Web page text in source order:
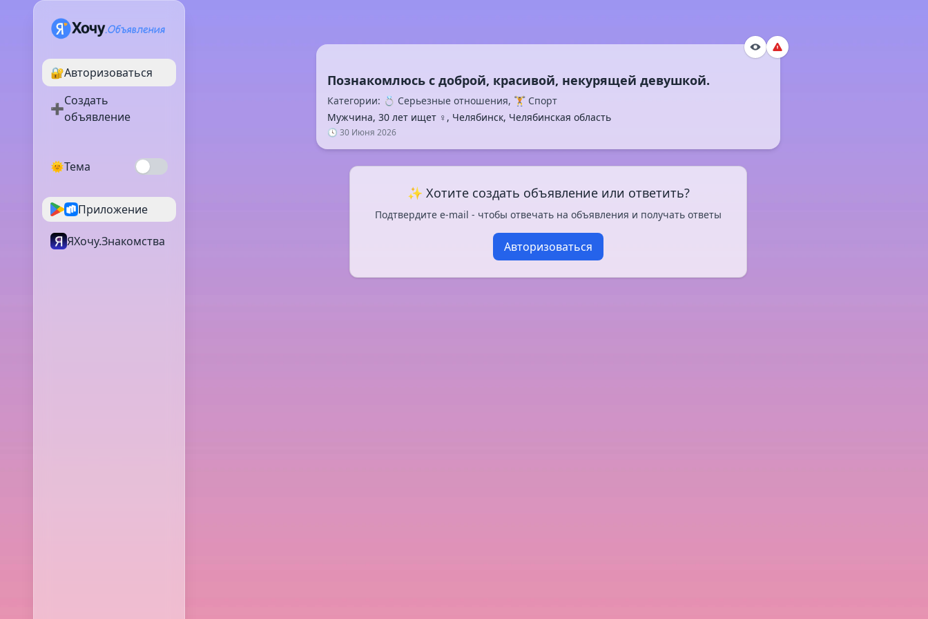
🔐Авторизоваться
➕
Создать
объявление
🌞Тема
Приложение
ЯХочу.Знакомства
Категории: 💍 Серьезные отношения, 🏋️ Спорт
Мужчина, 30 лет ищет ♀️, Челябинск, Челябинская область
🕓 30 Июня 2026
✨ Хотите создать объявление или ответить?
Подтвердите e-mail - чтобы отвечать на объявления и получать ответы
Авторизоваться